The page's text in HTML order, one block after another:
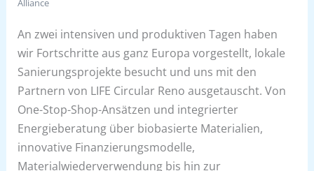
Alliance
An zwei intensiven und produktiven Tagen haben
wir Fortschritte aus ganz Europa vorgestellt, lokale
Sanierungsprojekte besucht und uns mit den
Partnern von LIFE Circular Reno ausgetauscht. Von
One-Stop-Shop-Ansätzen und integrierter
Energieberatung über biobasierte Materialien,
innovative Finanzierungsmodelle,
Materialwiederverwendung bis hin zur